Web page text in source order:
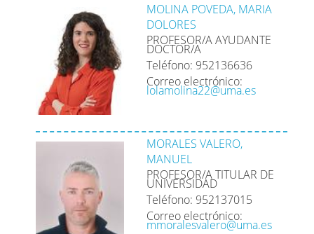
MOLINA POVEDA, MARIA
DOLORES
PROFESOR/A AYUDANTE
DOCTOR/A
Teléfono: 952136636
Correo electrónico:
lolamolina22@uma.es
MORALES VALERO,
MANUEL
PROFESOR/A TITULAR DE
UNIVERSIDAD
Teléfono: 952137015
Correo electrónico:
mmoralesvalero@uma.es